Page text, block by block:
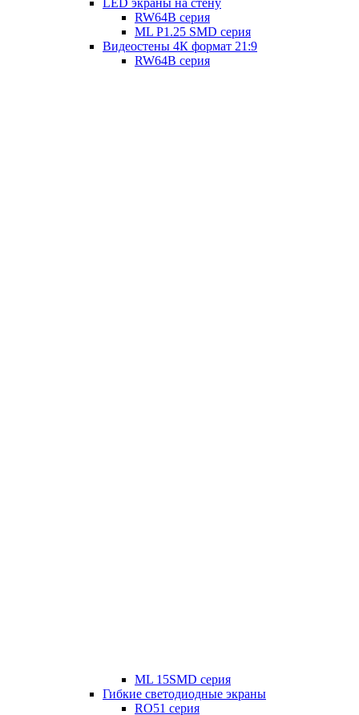
LED экраны на стену
RW64B серия
ML P1.25 SMD серия
Видеостены 4К формат 21:9
RW64B серия
ML 15SMD серия
Гибкие светодиодные экраны
RO51 серия